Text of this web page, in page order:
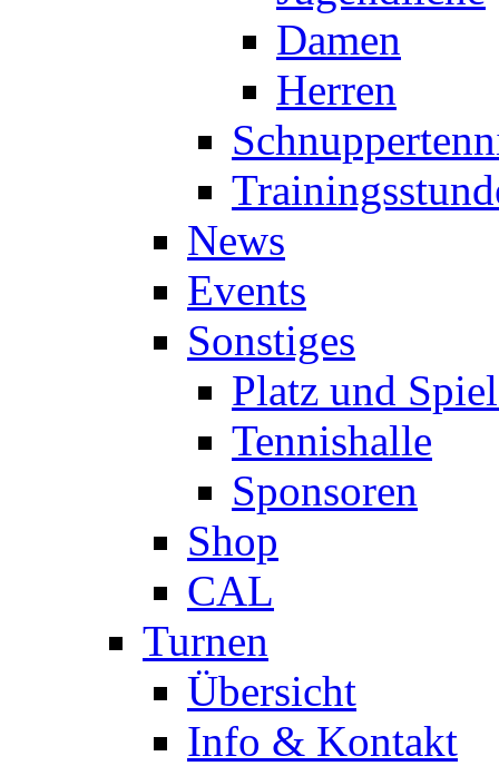
Damen
Herren
News
Events
Sonstiges
Platz und
Tennishalle
Sponsoren
Shop
CAL
Turnen
Übersicht
Info & Kontakt